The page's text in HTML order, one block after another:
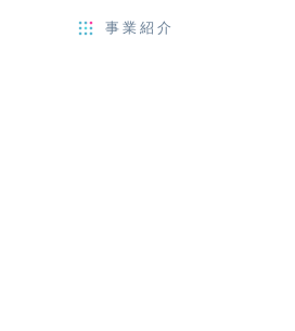
事業紹介